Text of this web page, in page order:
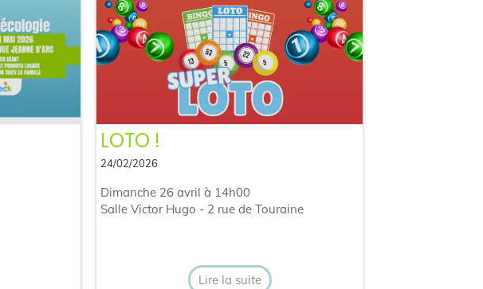
LOTO !
24/02/2026
Dimanche 26 avril à 14h00
Salle Victor Hugo - 2 rue de Touraine
Lire la suite